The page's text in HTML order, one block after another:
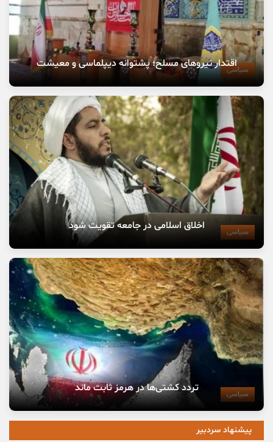
سیاسیاقتدار نیروهای مسلح؛ پشتوانه دیپلماسی و معیشت
سیاسی اخلاق اسلامی در جامعه تقویت شود
سیاسی تردد کشتی‌ها در هرمز ثابت ماند
پیشنهاد سردبیر